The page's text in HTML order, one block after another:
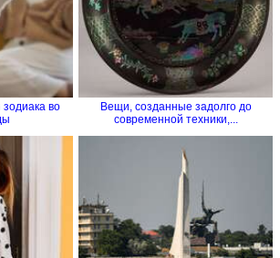
зодиака во
Вещи, созданные задолго до
современной техники,...